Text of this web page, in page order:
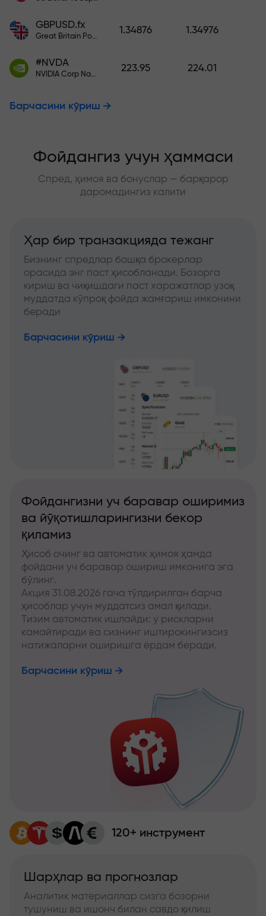
GBPUSD.fx
Great Britain Pound vs US Dollar
1.34876 1.34976
#NVDA
NVIDIA Corp Nasdaq Stock Exchange (Nasdaq) USD
223.95 224.01
Барчасини кўриш
Фойдангиз учун ҳаммаси
Спред, ҳимоя ва бонуслар — барқарор
даромадингиз калити
Ҳар бир транзакцияда тежанг
Бизнинг спредлар бошқа брокерлар
орасида энг паст ҳисобланади. Бозорга
кириш ва чиқишдаги паст харажатлар узоқ
муддатда кўпроқ фойда жамғариш имконини
беради
Барчасини кўриш
Фойдангизни уч баравар оширимиз
ва йўқотишларингизни бекор
қиламиз
Ҳисоб очинг ва автоматик ҳимоя ҳамда
фойдани уч баравар ошириш имконига эга
бўлинг.
Акция 31.08.2026 гача тўлдирилган барча
ҳисоблар учун муддатсиз амал қилади.
Тизим автоматик ишлайди: у рискларни
камайтиради ва сизнинг иштирокингизсиз
натижаларни оширишга ёрдам беради.
Барчасини кўриш
120+ инструмент
Шарҳлар ва прогнозлар
Аналитик материаллар сизга бозорни
тушуниш ва ишонч билан савдо қилиш